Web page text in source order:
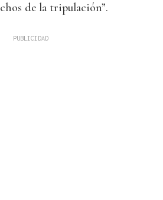
de la tripulación”.